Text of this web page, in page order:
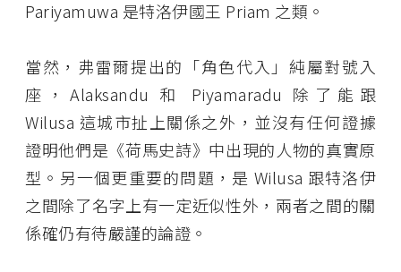
Pariyamuwa 是特洛伊國王 Priam 之類。
當然，弗雷爾提出的「角色代入」純屬對號入
座，Alaksandu 和 Piyamaradu 除了能跟
Wilusa 這城市扯上關係之外，並沒有任何證據
證明他們是《荷馬史詩》中出現的人物的真實原
型。另一個更重要的問題，是 Wilusa 跟特洛伊
之間除了名字上有一定近似性外，兩者之間的關
係確仍有待嚴謹的論證。